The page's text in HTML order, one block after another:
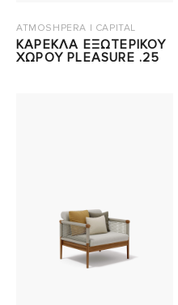
ATMOSHPERA | CAPITAL
ΚΑΡΕΚΛΑ ΕΞΩΤΕΡΙΚΟΥ
ΧΩΡΟΥ PLEASURE .25